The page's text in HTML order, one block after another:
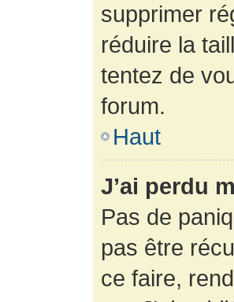
supprimer
réduire la
tentez de
forum.
Haut
J’ai perdu
Pas de
pas être
ce faire,